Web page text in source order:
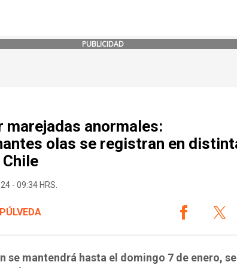
PUBLICIDAD
marejadas anormales:
olas se registran en
- 09:34 HRS.
se mantendrá hasta el domingo 7 de enero,